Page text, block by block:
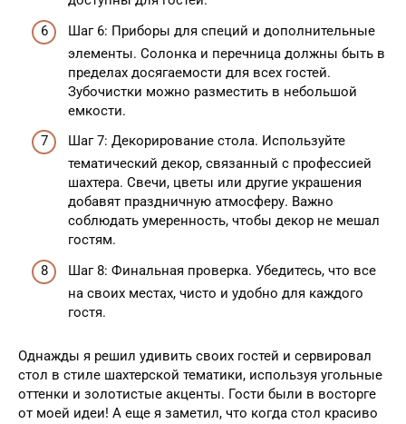
Шаг 6: Приборы для специй и дополнительные
элементы. Солонка и перечница должны быть в
пределах досягаемости для всех гостей.
Зубочистки можно разместить в небольшой
емкости.
Шаг 7: Декорирование стола. Используйте
тематический декор, связанный с профессией
шахтера. Свечи, цветы или другие украшения
добавят праздничную атмосферу. Важно
соблюдать умеренность, чтобы декор не мешал
гостям.
Шаг 8: Финальная проверка. Убедитесь, что все
на своих местах, чисто и удобно для каждого
гостя.
Однажды я решил удивить своих гостей и сервировал
стол в стиле шахтерской тематики, используя угольные
оттенки и золотистые акценты. Гости были в восторге
от моей идеи! А еще я заметил, что когда стол красиво